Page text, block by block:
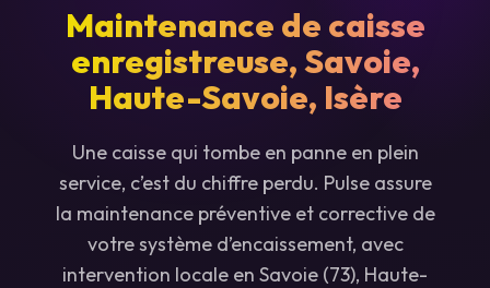
Maintenance de caisse
enregistreuse, Savoie,
Haute-Savoie, Isère
Une caisse qui tombe en panne en plein
service, c’est du chiffre perdu. Pulse assure
la maintenance préventive et corrective de
votre système d’encaissement, avec
intervention locale en Savoie (73), Haute-